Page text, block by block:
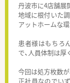
丹波市に4店舗展
地域に根付いた
アットホームな
患者様はもちろ
で、人員体制は厚
今回は処方枚数
正社員なのでい